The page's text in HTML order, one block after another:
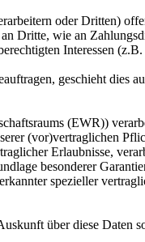
oder Dritten)
Dritte, wie an
Interessen
geschieht dies
(EWR))
(vor)vertraglichen
Erlaubnisse,
besonderer
spezieller
über diese